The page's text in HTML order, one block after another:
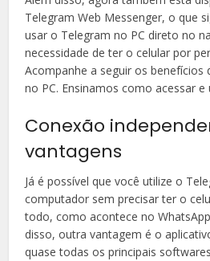
Telegram Web Messenger, o que
usar o Telegram no PC direto no
necessidade de ter o celular por
Acompanhe a seguir os benefícios
no PC. Ensinamos como acessar e
Conexão
vantagens
Já é possível que você utilize o
computador sem precisar ter o
todo, como acontece no
disso, outra vantagem é o
quase todas os principais